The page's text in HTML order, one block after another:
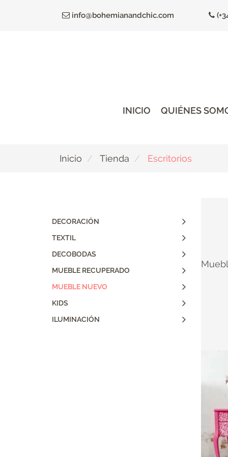
info@bohemianandchic.com
INICIO QUIÉNES
Inicio Tienda Escritorios
DECORACIÓN
TEXTIL
DECOBODAS
MUEBLE RECUPERADO
MUEBLE NUEVO
KIDS
ILUMINACIÓN